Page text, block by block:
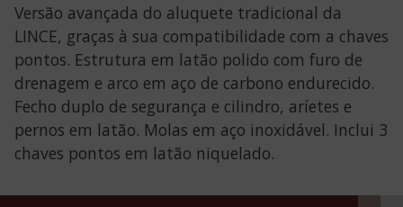
Versão avançada do aluquete tradicional da
LINCE, graças à sua compatibilidade com a chaves
pontos. Estrutura em latão polido com furo de
drenagem e arco em aço de carbono endurecido.
Fecho duplo de segurança e cilindro, aríetes e
pernos em latão. Molas em aço inoxidável. Inclui 3
chaves pontos em latão niquelado.